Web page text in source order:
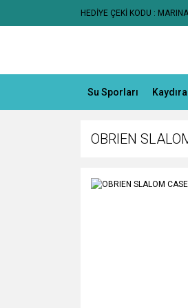
HEDİYE ÇEKİ KODU :
Su Sporları
OBRIEN